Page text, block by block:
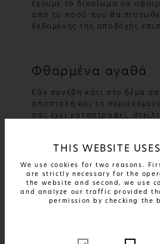
THIS WEBSITE
We use cookies for two reasons.
are strictly necessary for the
the website and second, we use
and analyze our traffic provided
permission by checking the
έχουμε το δικαίωμα να
από το ποσό που θα
δεδομένης της αποδοχής
Φθαρμένα αγαθά
Εάν συνέβη κάτι στο δέμα
αποστολή και το
σας έχει καταστραφεί,
εμπορευμάτων και τον
σας στο
λύσουμε το πρόβλημα άμεσα.
έχετε διατηρήσει την
κάτι σπάσει, διαφορετικά η
εταιρεία δεν θα αναλάβει
χρειάζεστε περαιτέρω